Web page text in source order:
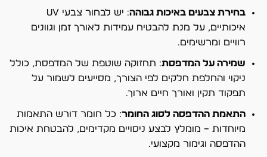
בחירת צבעים באיכות גבוהה
: יש לבחור צבעי UV
איכותיים, על מנת להבטיח עמידות לאורך זמן וגוונים
רוויים ומרשימים.
שמירה על המדפסת: תחזוקה שוטפת של המדפסת, כולל
ניקוי והחלפת חלקים לפי הצורך, מסייעים לשמור על
תפקוד תקין ואורך חיים ארוך.
התאמת ההדפסה לסוג החומר: כל חומר דורש התאמות
מיוחדות – מומלץ לבצע ניסויים מקדימים, להבטחת איכות
ההדפסה וגימור מקצועי.